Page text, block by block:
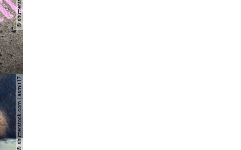
© shutterstock.com | asmit17